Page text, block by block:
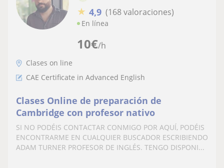
10€/h
★ 4,9 (168 valoraciones)
En línea
Clases on line
CAE Certificate in Advanced English
Clases Online de preparación de
Cambridge con profesor nativo
SI NO PODÉIS CONTACTAR CONMIGO POR AQUÍ, PODÉIS
ENCONTRARME EN CUALQUIER BUSCADOR ESCRIBIENDO
ADAM TURNER PROFESOR DE INGLÉS. TENGO DISPONI...